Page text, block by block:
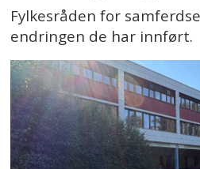
Fylkesråden for
endringen de har innført.